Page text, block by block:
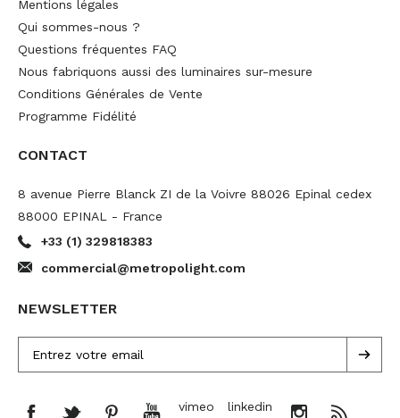
Mentions légales
Qui sommes-nous ?
Questions fréquentes FAQ
Nous fabriquons aussi des luminaires sur-mesure
Conditions Générales de Vente
Programme Fidélité
CONTACT
8 avenue Pierre Blanck ZI de la Voivre 88026 Epinal cedex
88000 EPINAL - France
+33 (1) 329818383
commercial@metropolight.com
NEWSLETTER
vimeo linkedin